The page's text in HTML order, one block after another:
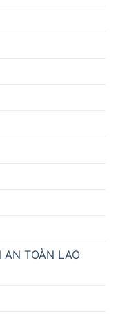
TOÀN LAO